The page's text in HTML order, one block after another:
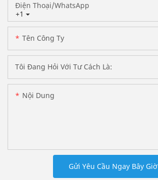
+1
Điện Thoại/WhatsApp
Tên Công Ty
Tôi Đang Hỏi Với Tư Cách Là:
Nội Dung
Gửi Yêu Cầu Ngay Bây Giờ